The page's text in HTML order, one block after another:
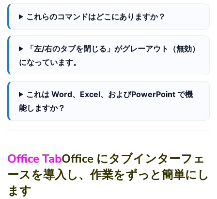
これらのコマンドはどこにありますか？
「左/右のタブを閉じる」がグレーアウト（無効）
になっています。
これは Word、Excel、およびPowerPoint で機
能しますか？
Office TabOffice にタブインターフェ
ースを導入し、作業をずっと簡単にし
ます